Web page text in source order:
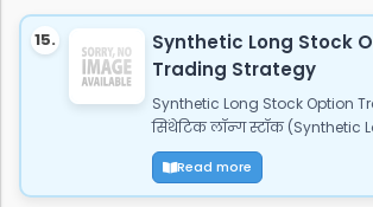
15.
Synthetic Long Stock
Trading Strategy
Synthetic Long Stock Option
सिंथेटिक लॉन्ग स्टॉक (Synthetic
Read more